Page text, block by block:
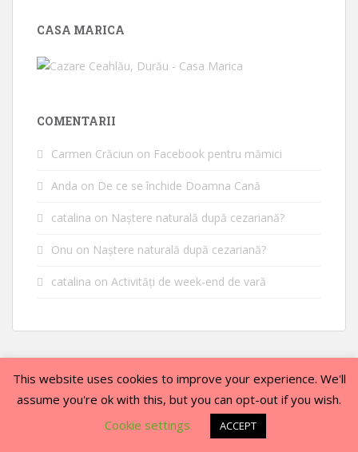
CASA MARICA
COMENTARII
Carmen Crăciun on Facebook pentru mămici
Anda on De ce se închide Doamna Cană
catalina on Naștere naturală după cezariană?
Onu on Naștere naturală după cezariană?
catalina on Activități de week-end de vară
ACASĂ DESPRE MINE
Colorlib Powered byWordPress
This website uses cookies to improve your experience. We'll
assume you're ok with this, but you can opt-out if you wish.
Cookie settings
ACCEPT